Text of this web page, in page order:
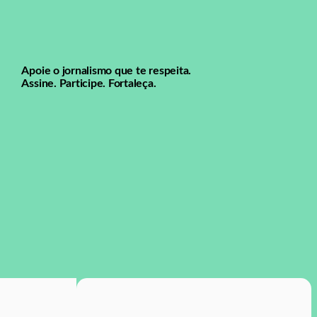
Apoie o jornalismo que te respeita.
Assine. Participe. Fortaleça.